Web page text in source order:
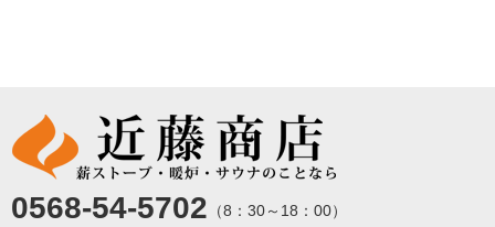
0568-54-5702 （8：30～18：00）